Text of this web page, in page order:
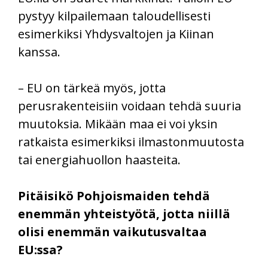
pystyy kilpailemaan taloudellisesti
esimerkiksi Yhdysvaltojen ja Kiinan
kanssa.
– EU on tärkeä myös, jotta
perusrakenteisiin voidaan tehdä suuria
muutoksia. Mikään maa ei voi yksin
ratkaista esimerkiksi ilmastonmuutosta
tai energiahuollon haasteita.
Pitäisikö Pohjoismaiden tehdä
enemmän yhteistyötä, jotta niillä
olisi enemmän vaikutusvaltaa
EU:ssa?